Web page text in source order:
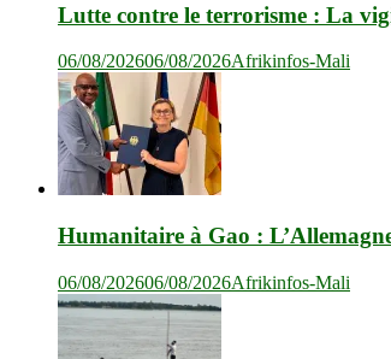
Lutte contre le terrorisme : La
06/08/202606/08/2026Afrikinfos-Mali
Humanitaire à Gao :
06/08/202606/08/2026Afrikinfos-Mali